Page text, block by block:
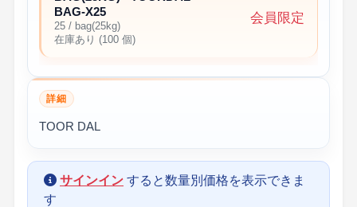
BAG-X25
25 / bag(25kg)
在庫あり (100 個)
会員限定
詳細
TOOR DAL
サインイン すると数量別価格を表示できま
す